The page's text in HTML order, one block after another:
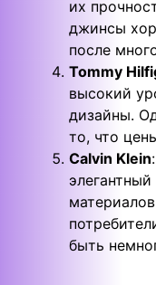
их
джинсы
после
Tommy
высокий
дизайны.
то, что
Calvin Klein
быть